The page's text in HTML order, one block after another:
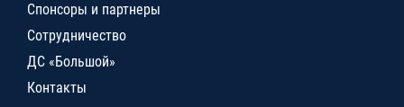
Спонсоры и партнеры
Сотрудничество
ДС «Большой»
Контакты